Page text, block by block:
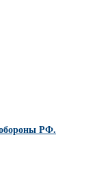
РФ.